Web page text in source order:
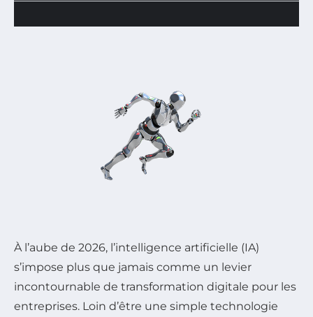
À l’aube de 2026, l’intelligence artificielle (IA)
s’impose plus que jamais comme un levier
incontournable de transformation digitale pour les
entreprises. Loin d’être une simple technologie